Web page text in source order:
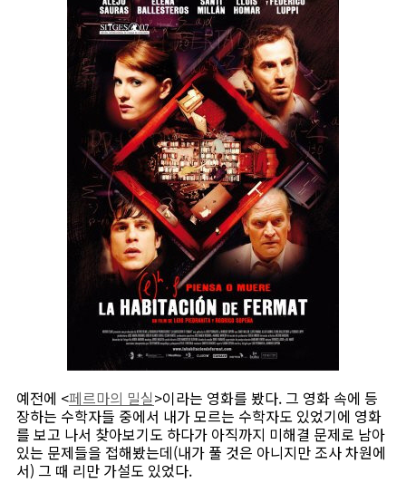
예전에 <페르마의 밀실>이라는 영화를 봤다. 그 영화 속에 등
장하는 수학자들 중에서 내가 모르는 수학자도 있었기에 영화
를 보고 나서 찾아보기도 하다가 아직까지 미해결 문제로 남아
있는 문제들을 접해봤는데(내가 풀 것은 아니지만 조사 차원에
서) 그 때 리만 가설도 있었다.